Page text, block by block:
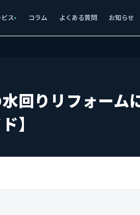
ス コラム よくある質問 お知らせ
回りリフォーム
】